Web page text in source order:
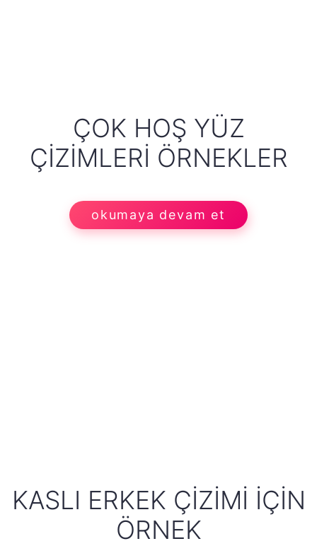
ÇOK HOŞ YÜZ
ÇIZIMLERI ÖRNEKLER
okumaya devam et
KASLI ERKEK ÇIZIMI İÇIN
ÖRNEK